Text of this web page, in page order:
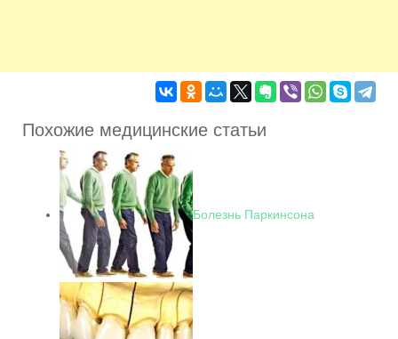
Похожие медицинские статьи
Болезнь Паркинсона